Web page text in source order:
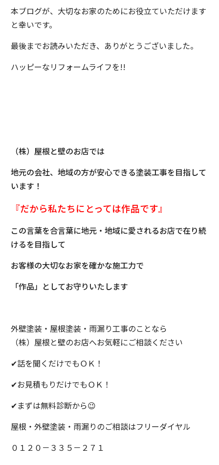
本ブログが、大切なお家のためにお役立ていただけます
と幸いです。
最後までお読みいただき、ありがとうございました。
ハッピーなリフォームライフを!!
（株）屋根と壁のお店では
地元の会社、地域の方が安心できる塗装工事を目指して
います！
『だから私たちにとっては作品です』
この言葉を合言葉に地元・地域に愛されるお店で在り続
けるを目指して
お客様の大切なお家を確かな施工力で
「作品」としてお守りいたします
外壁塗装・屋根塗装・雨漏り工事のことなら
（株）屋根と壁のお店へお気軽にご相談ください
✔話を聞くだけでもＯＫ！
✔お見積もりだけでもＯＫ！
✔まずは無料診断から😉
屋根・外壁塗装・雨漏りのご相談はフリーダイヤル
０１２０－３３５－２７１